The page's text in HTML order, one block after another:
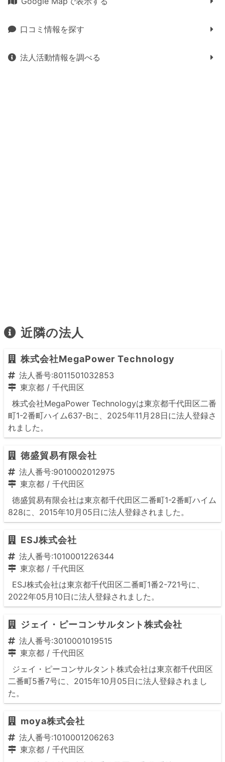
口コミ情報を探す
法人活動情報を調べる
近隣の法人
株式会社MegaPower Technology
法人番号:8011501032853
東京都 / 千代田区
株式会社MegaPower Technologyは東京都千代田区二番
町1-2番町ハイム637-Bに、2025年11月28日に法人登録さ
れました。
徳盛貿易有限会社
法人番号:9010002012975
東京都 / 千代田区
徳盛貿易有限会社は東京都千代田区二番町1-2番町ハイム
828に、2015年10月05日に法人登録されました。
ESJ株式会社
法人番号:1010001226344
東京都 / 千代田区
ESJ株式会社は東京都千代田区二番町1番2-721号に、
2022年05月10日に法人登録されました。
ジェイ・ピーコンサルタント株式会社
法人番号:3010001019515
東京都 / 千代田区
ジェイ・ピーコンサルタント株式会社は東京都千代田区
二番町5番7号に、2015年10月05日に法人登録されまし
た。
moya株式会社
法人番号:1010001206263
東京都 / 千代田区